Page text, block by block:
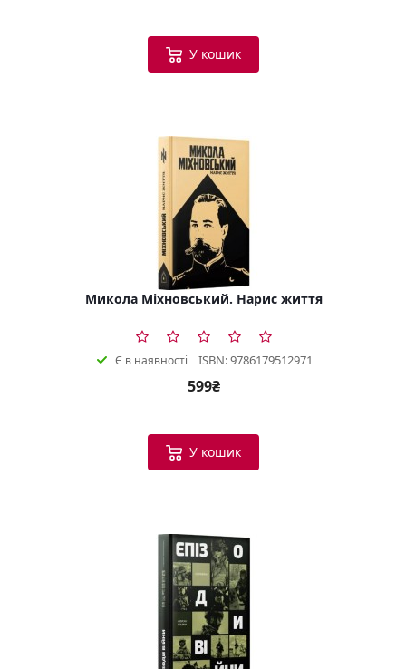
У кошик
Микола Міхновський. Нарис життя
Є в наявності ISBN: 9786179512971
599₴
У кошик